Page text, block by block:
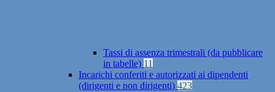
Tassi di assenza trimestrali (da pubblicare
in tabelle) 11
Incarichi conferiti e autorizzati ai dipendenti
(dirigenti e non dirigenti) 423